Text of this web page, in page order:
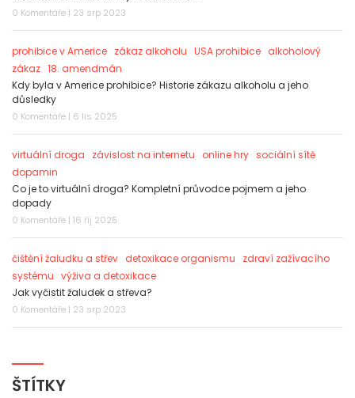
0 Komentáře | 23 srp 2023
prohibice v Americe zákaz alkoholu USA prohibice alkoholový
zákaz 18. amendmán
Kdy byla v Americe prohibice? Historie zákazu alkoholu a jeho
důsledky
0 Komentáře | 6 lis 2025
virtuální droga závislost na internetu online hry sociální sítě
dopamin
Co je to virtuální droga? Kompletní průvodce pojmem a jeho
dopady
0 Komentáře | 16 říj 2025
čištění žaludku a střev detoxikace organismu
zdraví zažívacího
systému výživa a detoxikace
Jak vyčistit žaludek a střeva?
0 Komentáře | 23 srp 2023
ŠTÍTKY